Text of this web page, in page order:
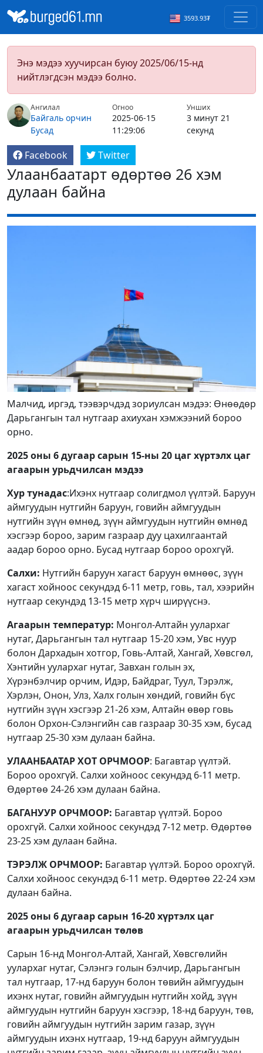
3593.93₮
Энэ мэдээ хуучирсан буюу 2025/06/15-нд
нийтлэгдсэн мэдээ болно.
Ангилал
Байгаль орчин
Бусад
Огноо
2025-06-15
11:29:06
Унших
3 минут 21
секунд
Facebook Twitter
Улаанбаатарт өдөртөө 26 хэм
дулаан байна
Малчид, иргэд, тээвэрчдэд зориулсан мэдээ: Өнөөдөр
Дарьгангын тал нутгаар ахиухан хэмжээний бороо
орно.
2025 оны 6 дугаар сарын 15-ны 20 цаг хүртэлх цаг
агаарын урьдчилсан мэдээ
Хур тунадас:Ихэнх нутгаар солигдмол үүлтэй. Баруун
аймгуудын нутгийн баруун, говийн аймгуудын
нутгийн зүүн өмнөд, зүүн аймгуудын нутгийн өмнөд
хэсгээр бороо, зарим газраар дуу цахилгаантай
аадар бороо орно. Бусад нутгаар бороо орохгүй.
Салхи: Нутгийн баруун хагаст баруун өмнөөс, зүүн
хагаст хойноос секундэд 6-11 метр, говь, тал, хээрийн
нутгаар секундэд 13-15 метр хүрч ширүүснэ.
Агаарын температур: Монгол-Алтайн уулархаг
нутаг, Дарьгангын тал нутгаар 15-20 хэм, Увс нуур
болон Дархадын хотгор, Говь-Алтай, Хангай, Хөвсгөл,
Хэнтийн уулархаг нутаг, Завхан голын эх,
Хүрэнбэлчир орчим, Идэр, Байдраг, Туул, Тэрэлж,
Хэрлэн, Онон, Улз, Халх голын хөндий, говийн бүс
нутгийн зүүн хэсгээр 21-26 хэм, Алтайн өвөр говь
болон Орхон-Сэлэнгийн сав газраар 30-35 хэм, бусад
нутгаар 25-30 хэм дулаан байна.
УЛААНБААТАР ХОТ ОРЧМООР: Багавтар үүлтэй.
Бороо орохгүй. Салхи хойноос секундэд 6-11 метр.
Өдөртөө 24-26 хэм дулаан байна.
БАГАНУУР ОРЧМООР: Багавтар үүлтэй. Бороо
орохгүй. Салхи хойноос секундэд 7-12 метр. Өдөртөө
23-25 хэм дулаан байна.
ТЭРЭЛЖ ОРЧМООР: Багавтар үүлтэй. Бороо орохгүй.
Салхи хойноос секундэд 6-11 метр. Өдөртөө 22-24 хэм
дулаан байна.
2025 оны 6 дугаар сарын 16-20 хүртэлх цаг
агаарын урьдчилсан төлөв
Сарын 16-нд Монгол-Алтай, Хангай, Хөвсгөлийн
уулархаг нутаг, Сэлэнгэ голын бэлчир, Дарьгангын
тал нутгаар, 17-нд баруун болон төвийн аймгуудын
ихэнх нутаг, говийн аймгуудын нутгийн хойд, зүүн
аймгуудын нутгийн баруун хэсгээр, 18-нд баруун, төв,
говийн аймгуудын нутгийн зарим газар, зүүн
аймгуудын ихэнх нутгаар, 19-нд баруун аймгуудын